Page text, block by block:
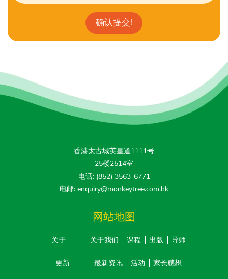
确认提交!
香港太古城英皇道1111号
25楼2514室
电话: (852) 3563-6771
电邮: enquiry@monkeytree.com.hk
网站地图
关于 关于我们 课程 出版 导师
更新 最新资讯 活动 家长感想